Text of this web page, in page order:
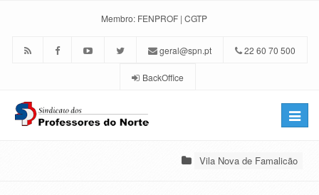
Membro: FENPROF | CGTP
geral@spn.pt 22 60 70 500
BackOffice
Toggle
Vila Nova de Famalicão